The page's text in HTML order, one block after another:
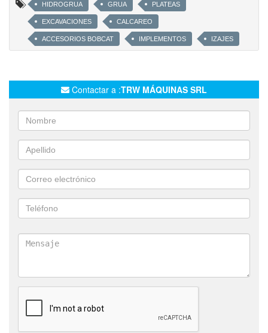
HIDROGRUA GRUA PLATEAS
EXCAVACIONES CALCAREO
ACCESORIOS BOBCAT IMPLEMENTOS IZAJES
Contactar a :TRW MÁQUINAS SRL